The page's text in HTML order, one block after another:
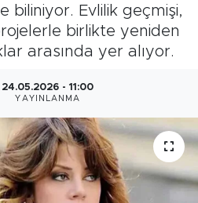
biliniyor. Evlilik geçmişi,
birlikte yeniden
arasında yer alıyor.
24.05.2026 - 11:00
YAYINLANMA